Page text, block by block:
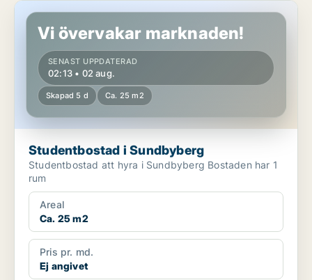
Studentbostad i Sundbyberg
Vi övervakar marknaden!
SENAST UPPDATERAD
02:13 • 02 aug.
Skapad 5 d Ca. 25 m2
Studentbostad i Sundbyberg
Studentbostad att hyra i Sundbyberg Bostaden har 1
rum
Areal
Ca. 25 m2
Pris pr. md.
Ej angivet